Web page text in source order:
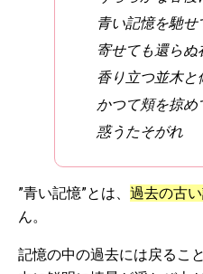
青い記憶を馳せ
寄せても還らぬ
香り立つ並木と
かつて頬を掠め
惑うたそがれ
”青い記憶”とは、 過去の古
ん。
記憶の中の過去には戻るこ